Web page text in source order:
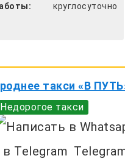
круглосуточно
такси «В
Недорогое такси